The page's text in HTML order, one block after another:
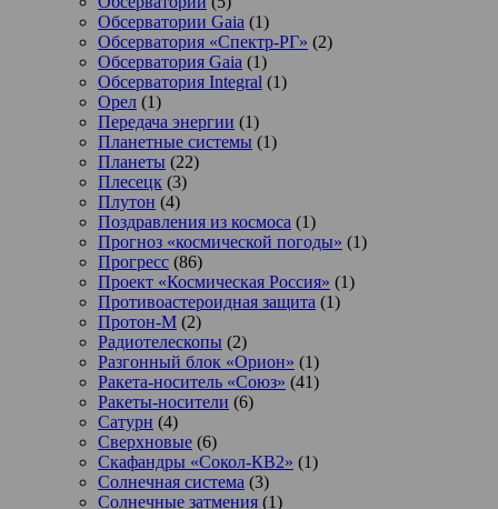
Обсерватории Gaia (1)
Обсерватория «Спектр-РГ» (2)
Обсерватория Gaia (1)
Обсерватория Integral (1)
Орел (1)
Передача энергии (1)
Планетные системы (1)
Планеты (22)
Плесецк (3)
Плутон (4)
Поздравления из космоса (1)
Прогноз «космической погоды» (1)
Прогресс (86)
Проект «Космическая Россия» (1)
Противоастероидная защита (1)
Протон-М (2)
Радиотелескопы (2)
Разгонный блок «Орион» (1)
Ракета-носитель «Союз» (41)
Ракеты-носители (6)
Сатурн (4)
Сверхновые (6)
Скафандры «Сокол-КВ2» (1)
Солнечная система (3)
Солнечные затмения (1)